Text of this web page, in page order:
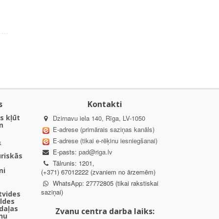
kļūt
Kontakti
Dzirnavu iela 140, Rīga, LV-1050
E-adrese (primārais saziņas kanāls)
E-adrese (tikai e-rēķinu iesniegšanai)
E-pasts: pad@riga.lv
Tālrunis: 1201,
(+371) 67012222 (zvaniem no ārzemēm)
WhatsApp: 27772805 (tikai rakstiskai
saziņai)
Zvanu centra darba laiks: